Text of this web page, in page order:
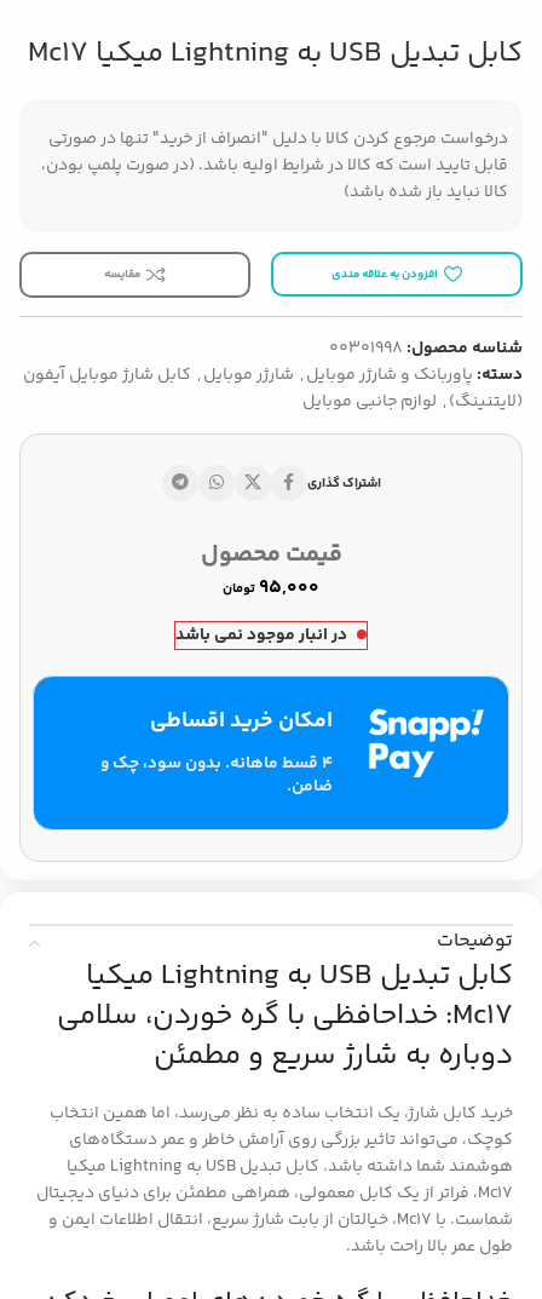
کابل تبدیل USB به Lightning میکیا Mc17
درخواست مرجوع کردن کالا با دلیل "انصراف از خرید" تنها در صورتی
قابل تایید است که کالا در شرایط اولیه باشد. (در صورت پلمپ بودن،
کالا نباید باز شده باشد)
افزودن به علاقه مندی مقایسه
شناسه محصول: 00301998
دسته: پاوربانک و شارژر موبایل, شارژر موبایل, کابل شارژ موبایل آیفون
(لایتنینگ), لوازم جانبی موبایل
اشتراک گذاری
قیمت محصول
تومان
در انبار موجود نمی باشد
امکان خرید اقساطی
۴ قسط ماهانه. بدون سود، چک و
ضامن.
توضیحات
کابل تبدیل USB به Lightning میکیا
Mc17: خداحافظی با گره خوردن، سلامی
دوباره به شارژ سریع و مطمئن
خرید کابل شارژ، یک انتخاب ساده به نظر می‌رسد، اما همین انتخاب
کوچک، می‌تواند تاثیر بزرگی روی آرامش خاطر و عمر دستگاه‌های
هوشمند شما داشته باشد. کابل تبدیل USB به Lightning میکیا
Mc17، فراتر از یک کابل معمولی، همراهی مطمئن برای دنیای دیجیتال
شماست. با Mc17، خیالتان از بابت شارژ سریع، انتقال اطلاعات ایمن و
طول عمر بالا راحت باشد.